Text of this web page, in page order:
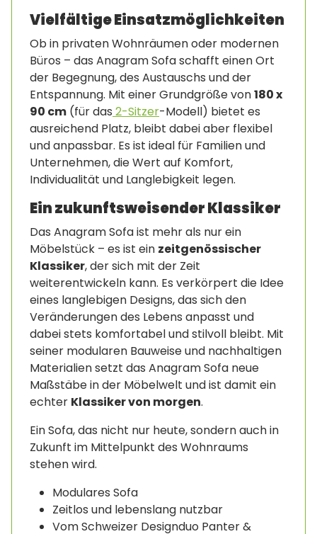
Vielfältige Einsatzmöglichkeiten
Ob in privaten Wohnräumen oder modernen
Büros – das Anagram Sofa schafft einen Ort
der Begegnung, des Austauschs und der
Entspannung. Mit einer Grundgröße von180 x
90 cm (für das 2-Sitzer-Modell) bietet es
ausreichend Platz, bleibt dabei aber flexibel
und anpassbar. Es ist ideal für Familien und
Unternehmen, die Wert auf Komfort,
Individualität und Langlebigkeit legen.
Ein zukunftsweisender Klassiker
Das Anagram Sofa ist mehr als nur ein
Möbelstück – es ist ein zeitgenössischer
Klassiker, der sich mit der Zeit
weiterentwickeln kann. Es verkörpert die Idee
eines langlebigen Designs, das sich den
Veränderungen des Lebens anpasst und
dabei stets komfortabel und stilvoll bleibt. Mit
seiner modularen Bauweise und nachhaltigen
Materialien setzt das Anagram Sofa neue
Maßstäbe in der Möbelwelt und ist damit ein
echter Klassiker von morgen.
Ein Sofa, das nicht nur heute, sondern auch in
Zukunft im Mittelpunkt des Wohnraums
stehen wird.
Modulares Sofa
Zeitlos und lebenslang nutzbar
Vom Schweizer Designduo Panter &